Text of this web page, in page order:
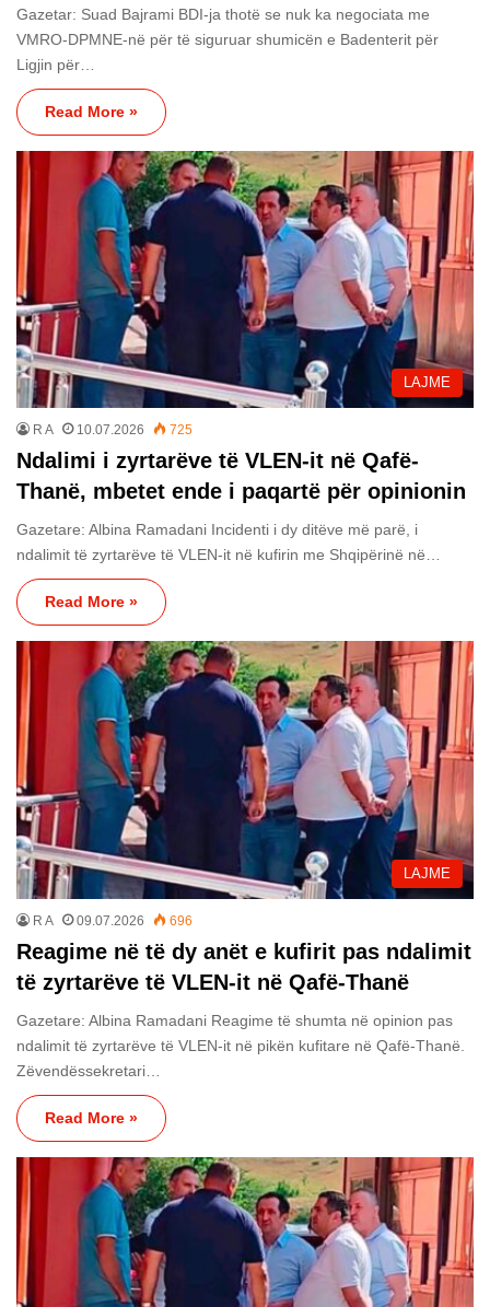
Gazetar: Suad Bajrami BDI-ja thotë se nuk ka negociata me
VMRO-DPMNE-në për të siguruar shumicën e Badenterit për
Ligjin për…
Read More »
LAJME
R A 10.07.2026 725
Ndalimi i zyrtarëve të VLEN-it në Qafë-
Thanë, mbetet ende i paqartë për opinionin
Gazetare: Albina Ramadani Incidenti i dy ditëve më parë, i
ndalimit të zyrtarëve të VLEN-it në kufirin me Shqipërinë në…
Read More »
LAJME
R A 09.07.2026 696
Reagime në të dy anët e kufirit pas ndalimit
të zyrtarëve të VLEN-it në Qafë-Thanë
Gazetare: Albina Ramadani Reagime të shumta në opinion pas
ndalimit të zyrtarëve të VLEN-it në pikën kufitare në Qafë-Thanë.
Zëvendëssekretari…
Read More »